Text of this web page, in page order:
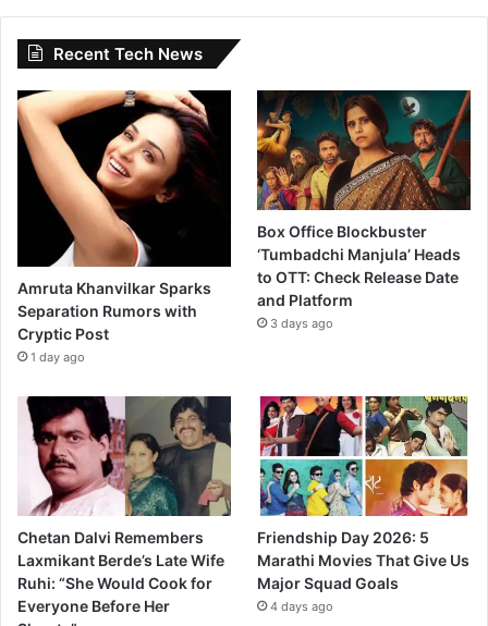
Recent Tech News
Amruta Khanvilkar Sparks
Separation Rumors with
Cryptic Post
1 day ago
Box Office Blockbuster
‘Tumbadchi Manjula’ Heads
to OTT: Check Release Date
and Platform
3 days ago
Chetan Dalvi Remembers
Laxmikant Berde’s Late Wife
Ruhi: “She Would Cook for
Everyone Before Her
Friendship Day 2026: 5
Marathi Movies That Give Us
Major Squad Goals
4 days ago